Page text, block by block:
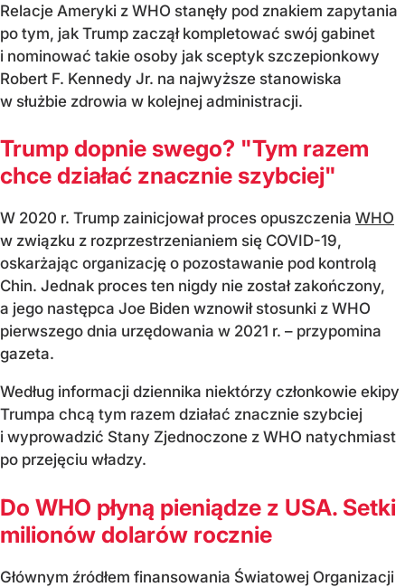
Relacje Ameryki z WHO stanęły pod znakiem zapytania
po tym, jak Trump zaczął kompletować swój gabinet
i nominować takie osoby jak sceptyk szczepionkowy
Robert F. Kennedy Jr. na najwyższe stanowiska
w służbie zdrowia w kolejnej administracji.
Trump dopnie swego? "Tym razem
chce działać znacznie szybciej"
W 2020 r. Trump zainicjował proces opuszczenia WHO
w związku z rozprzestrzenianiem się COVID-19,
oskarżając organizację o pozostawanie pod kontrolą
Chin. Jednak proces ten nigdy nie został zakończony,
a jego następca Joe Biden wznowił stosunki z WHO
pierwszego dnia urzędowania w 2021 r. – przypomina
gazeta.
Według informacji dziennika niektórzy członkowie ekipy
Trumpa chcą tym razem działać znacznie szybciej
i wyprowadzić Stany Zjednoczone z WHO natychmiast
po przejęciu władzy.
Do WHO płyną pieniądze z USA. Setki
milionów dolarów rocznie
Głównym źródłem finansowania Światowej Organizacji